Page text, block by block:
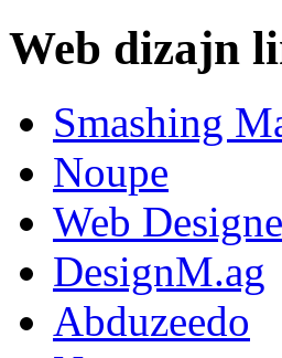
Web dizajn
Smashing
Noupe
Web
DesignM.ag
Abduzeedo